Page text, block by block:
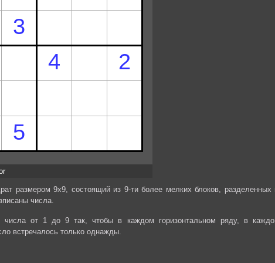
размером 9х9, состоящий из 9-ти более мелких блоков, разделенных
числа.
от 1 до 9 так, чтобы в каждом горизонтальном ряду, в
встречалось только однажды.